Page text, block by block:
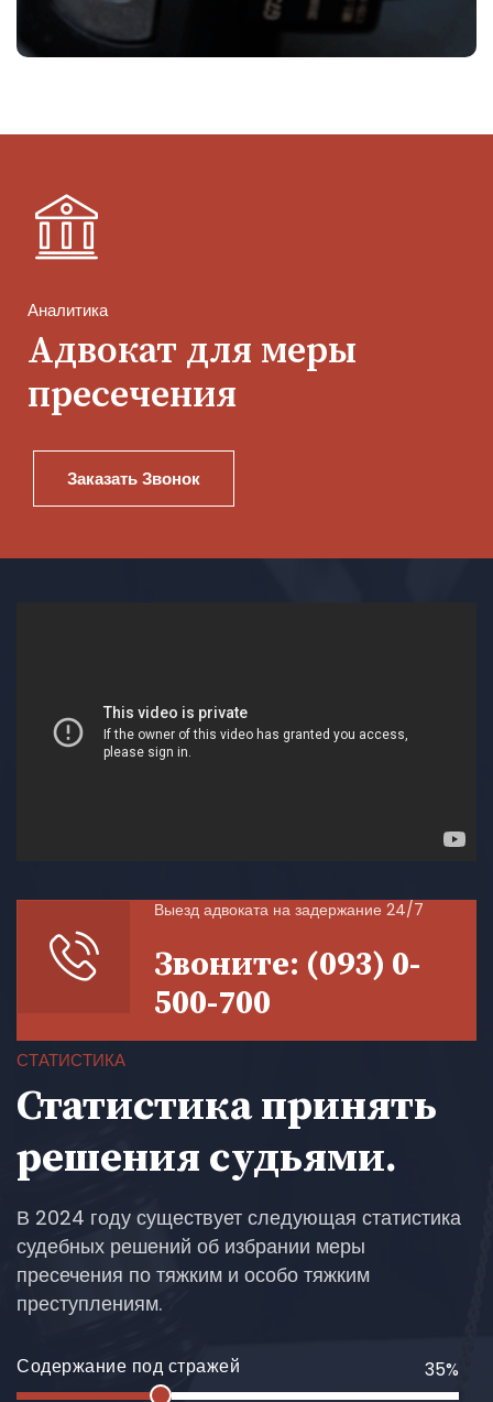
Аналитика
Адвокат для меры
пресечения
Заказать Звонок
Выезд адвоката на задержание 24/7
Звоните: (093) 0-
500-700
СТАТИСТИКА
Статистика принять
решения судьями.
В 2024 году существует следующая статистика
судебных решений об избрании меры
пресечения по тяжким и особо тяжким
преступлениям.
Содержание под стражей 35%